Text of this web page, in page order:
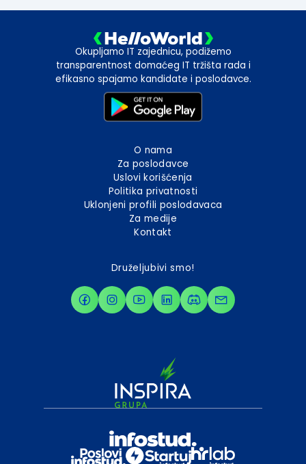
Okupljamo IT zajednicu, podižemo
transparentnost domaćeg IT tržišta rada i
efikasno spajamo kandidate i poslodavce.
O nama
Za poslodavce
Uslovi korišćenja
Politika privatnosti
Uklonjeni profili poslodavaca
Za medije
Kontakt
Druželjubivi smo!